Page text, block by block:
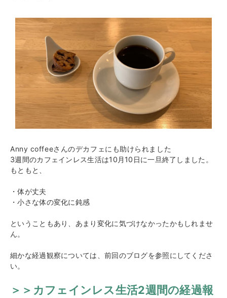
Anny coffeeさんのデカフェにも助けられました
3週間のカフェインレス生活は10月10日に一旦終了しました。
もともと、
・体が丈夫
・小さな体の変化に鈍感
ということもあり、あまり変化に気づけなかったかもしれませ
ん。
細かな経過観察については、前回のブログを参照にしてくださ
い。
＞＞カフェインレス生活2週間の経過報